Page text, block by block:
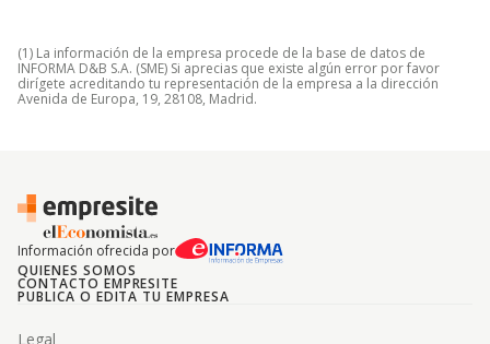
(1) La información de la empresa procede de la base de datos de
INFORMA D&B S.A. (SME) Si aprecias que existe algún error por favor
dirígete acreditando tu representación de la empresa a la dirección
Avenida de Europa, 19, 28108, Madrid.
Información ofrecida por
QUIENES SOMOS
CONTACTO EMPRESITE
PUBLICA O EDITA TU EMPRESA
Legal